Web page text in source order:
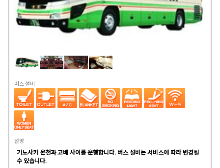
버스 설비
설명
기노사키 온천과 고베 사이를 운행합니다. 버스 설비는 서비스에 따라 변경될
수 있습니다.